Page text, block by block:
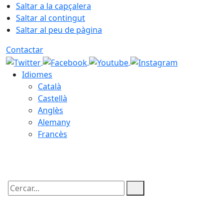
Saltar a la capçalera
Saltar al contingut
Saltar al peu de pàgina
Contactar
Idiomes
Català
Castellà
Anglès
Alemany
Francès
Cercar: